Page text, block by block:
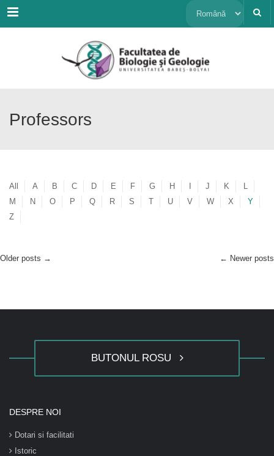
Menu Alege
limbă
Professors
All A B C D E F G H J K
L
M
N O P Q R S T U V W X
Y
Z
Older posts → ← Newer posts
BUTONUL ROSU
DESPRE NOI
Dotari si facilitati
Istoric